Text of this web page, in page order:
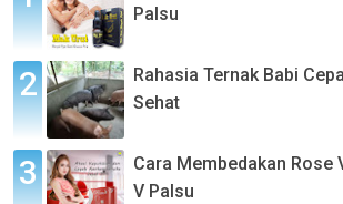
Palsu
Rahasia Ternak Babi
Sehat
Cara Membedakan Rose
V Palsu